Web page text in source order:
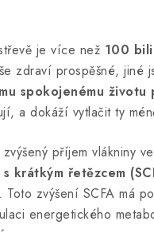
je více než 100
zdraví prospěšné, jiné
spokojenému životu
a dokáží vytlačit ty
příjem vlákniny
krátkým řetězcem
zvýšení SCFA má
energetického